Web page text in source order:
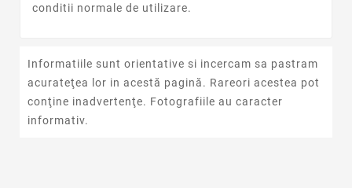
conditii normale de utilizare.
Informatiile sunt orientative si incercam sa pastram
acurateţea lor in acestă pagină. Rareori acestea pot
conţine inadvertenţe. Fotografiile au caracter
informativ.